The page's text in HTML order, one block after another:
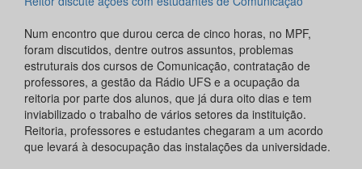
Num encontro que durou cerca de cinco horas, no MPF,
foram discutidos, dentre outros assuntos, problemas
estruturais dos cursos de Comunicação, contratação de
professores, a gestão da Rádio UFS e a ocupação da
reitoria por parte dos alunos, que já dura oito dias e tem
inviabilizado o trabalho de vários setores da instituição.
Reitoria, professores e estudantes chegaram a um acordo
que levará à desocupação das instalações da universidade.